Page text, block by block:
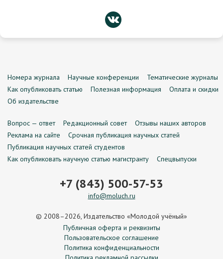
Номера журнала Научные конференции
Тематические журналы
Как опубликовать статью
Полезная информация
Оплата и скидки
Об издательстве
Вопрос — ответ Редакционный совет
Отзывы наших авторов
Реклама на сайте
Срочная публикация научных статей
Публикация научных статей студентов
Как опубликовать научную статью магистранту
Спецвыпуски
+7 (843) 500-57-53
info@moluch.ru
© 2008–2026, Издательство «Молодой учёный»
Публичная оферта и реквизиты
Пользовательское соглашение
Политика конфиденциальности